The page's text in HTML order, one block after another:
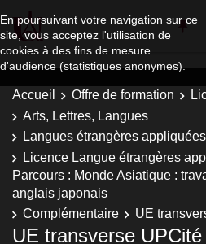
En poursuivant votre navigation sur ce
site, vous acceptez l'utilisation de
cookies à des fins de mesure
d'audience (statistiques anonymes).
Accueil Offre de formation
Arts, Lettres, Langues
Langues étrangères appliquées
Licence Langue étrangères
Parcours : Monde Asiatique :
anglais japonais
Complémentaire
UE
UE transverse UPCité